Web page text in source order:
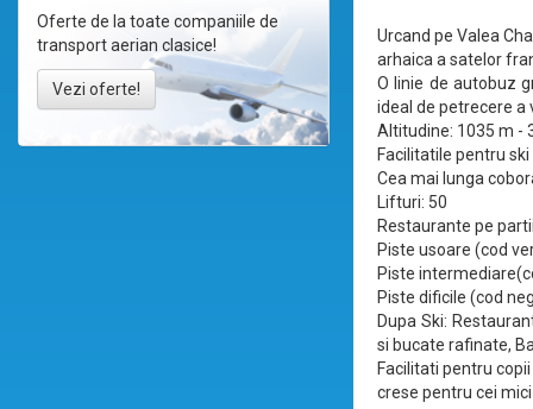
Oferte de la toate companiile de
transport aerian clasice!
Vezi oferte!
Urcand pe Valea
arhaica a satelor
O linie de autobuz
ideal de petrecere a
Altitudine: 1035 m -
Facilitatile pentru
Cea mai lunga
Lifturi: 50
Restaurante pe
Piste usoare (cod
Piste
Piste dificile (cod
Dupa Ski:
si bucate rafinate,
Facilitati pentru
crese pentru cei